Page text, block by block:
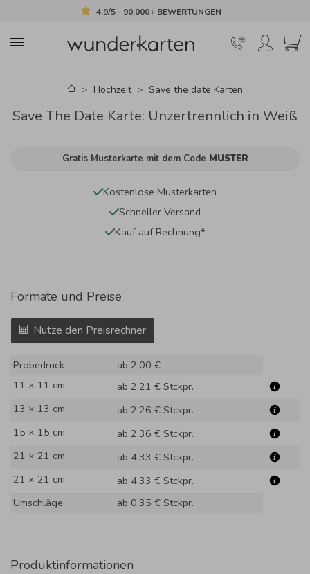
4.9/5 - 90.000+ BEWERTUNGEN
Hochzeit Save the date Karten
Save The Date Karte: Unzertrennlich in Weiß
Gratis Musterkarte mit dem Code MUSTER
Kostenlose Musterkarten
Schneller Versand
Kauf auf Rechnung*
Formate und Preise
Nutze den Preisrechner
Probedruck
ab 2,00 €
11 × 11 cm
ab 2,21 € Stckpr.
13 × 13 cm
ab 2,26 € Stckpr.
15 × 15 cm
ab 2,36 € Stckpr.
21 × 21 cm
ab 4,33 € Stckpr.
21 × 21 cm
ab 4,33 € Stckpr.
Umschläge
ab 0,35 € Stckpr.
Produktinformationen